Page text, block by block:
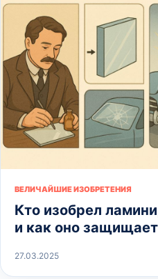
ВЕЛИЧАЙШИЕ ИЗОБРЕТЕНИЯ
Кто изобрел
и как оно
27.03.2025